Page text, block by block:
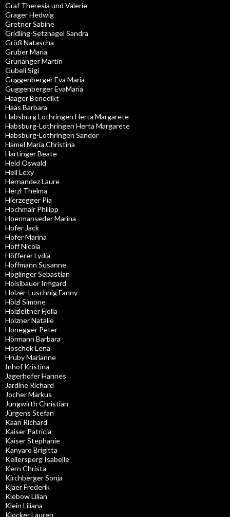
Graf Theresia und Valerie
Grager Hedwig
Gretner Sabine
Gridling-Setznagel Sandra
Größ Natascha
Gruber Maria
Grünanger Martin
Gübeli Sigi
Guggenberger Eva Maria
Guggenberger EvaMaria
Haager Benedikt
Haas Barbara
Habsburg Lothringen Herta Margarete
Habsburg-Lothringen Herta Margarete
Habsburg-Lothringen Sandor
Hamel Maria Christina
Hartinger Beate
Held Oswald
Hell Lexy
Hernandez Laure
Herzl Thelma
Hierzegger Pia
Hochmair Philipp
Hoermanseder Marina
Hofer Jack
Hofer Marina
Hoff Nicola
Höfferer Lydia
Hoffmann Susanne
Höglinger Sebastian
Hoislbauer Irmgard
Holzer-Luschnig Fanny
Hölzl Simone
Holzleitner Fjolla
Holzner Natalie
Honegger Peter
Hörmann Barbara
Hoschek Lena
Hruby Marianne
Inhof Kristina
Jagerhofer Hannes
Jardine Richard
Jocher Markus
Jungwirth Christian
Jürgens Stefan
Kaan Richard
Kaiser Patricia
Kaiser Stephanie
Kanyaro Brigitta
Kellersperg Isabelle
Kern Christa
Kirchberger Sonja
Kjaer Frederik
Klebow Lilian
Klein Liliana
Klocker Lauren